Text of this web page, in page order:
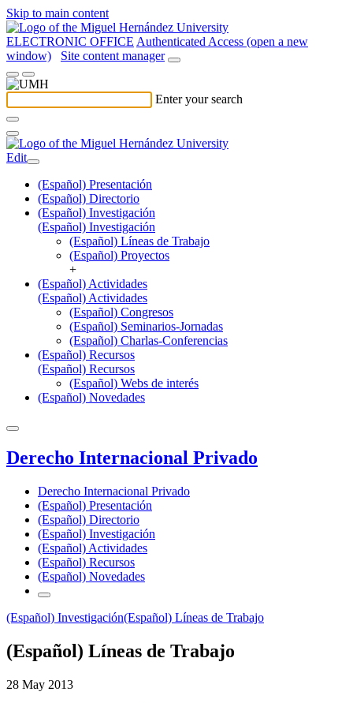
Skip to main content
ELECTRONIC OFFICE Authenticated Access (open a new
window)
Site content manager
Enter your search
Edit
(Español) Presentación
(Español) Directorio
(Español) Investigación
(Español) Investigación
(Español) Líneas de Trabajo
(Español) Proyectos
+
(Español) Actividades
(Español) Actividades
(Español) Congresos
(Español) Seminarios-Jornadas
(Español) Charlas-Conferencias
(Español) Recursos
(Español) Recursos
(Español) Webs de interés
(Español) Novedades
Derecho Internacional Privado
Derecho Internacional Privado
(Español) Presentación
(Español) Directorio
(Español) Investigación
(Español) Actividades
(Español) Recursos
(Español) Novedades
(Español) Investigación(Español) Líneas de Trabajo
(Español) Líneas de Trabajo
28 May 2013